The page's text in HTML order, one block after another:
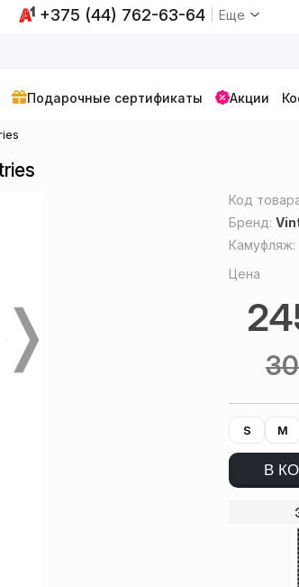
+375 (44) 762-63-64 Еще
Подарочные сертификаты Акции
Код
Бренд:
Камуфляж:
Цена
S M
В